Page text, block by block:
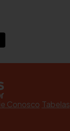
Conosco Tabelas